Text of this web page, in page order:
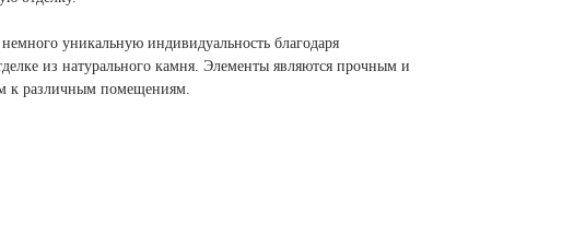
уникальную индивидуальность благодаря
из натурального камня. Элементы являются прочным и
к различным помещениям.